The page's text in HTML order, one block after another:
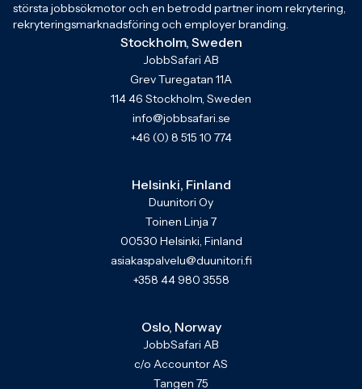
största jobbsökmotor och en betrodd partner inom rekrytering,
rekryteringsmarknadsföring och employer branding.
Stockholm, Sweden
JobbSafari AB
Grev Turegatan 11A
114 46 Stockholm, Sweden
info@jobbsafari.se
+46 (0) 8 515 10 774
Helsinki, Finland
Duunitori Oy
Toinen Linja 7
00530 Helsinki, Finland
asiakaspalvelu@duunitori.fi
+358 44 980 3558
Oslo, Norway
JobbSafari AB
c/o Accountor AS
Tangen 75